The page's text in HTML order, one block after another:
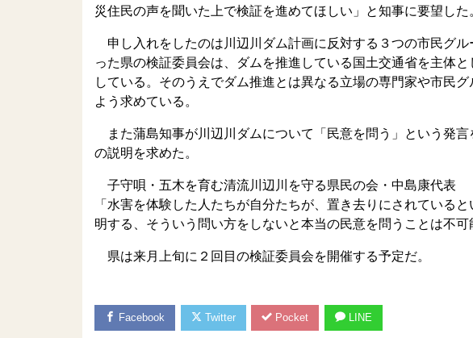
災住民の声を聞いた上で検証を進めてほしい」と知事に要望した
申し入れをしたのは川辺川ダム計画に反対する３つの市民グ
った県の検証委員会は、ダムを推進している国土交通省を主体
している。そのうえでダム推進とは異なる立場の専門家や市民
よう求めている。
また蒲島知事が川辺川ダムについて「民意を問う」という発
の説明を求めた。
子守唄・五木を育む清流川辺川を守る県民の会・中島康代表
「水害を体験した人たちが自分たちが、置き去りにされている
明する、そういう問い方をしないと本当の民意を問うことは不可
県は来月上旬に２回目の検証委員会を開催する予定だ。
Facebook Twitter Pocket LINE